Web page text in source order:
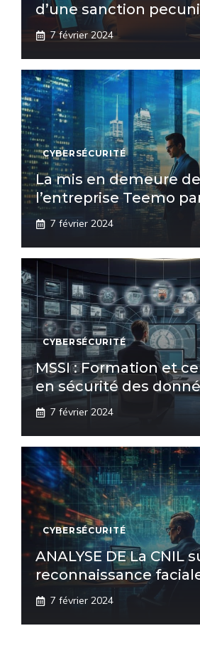
d’une sanction
7 février 2024
CYBERSÉCURITÉ
La mis en demeure de
l’entreprise Teemo
7 février 2024
CYBERSÉCURITÉ
MSSI : Formation et
en sécurité des
7 février 2024
CYBERSÉCURITÉ
ANALYSE DE La CNIL
reconnaissance
7 février 2024